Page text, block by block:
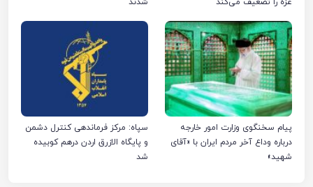
غزه را تضعیف می‌کند
شدند
پیام سخنگوی وزارت امور خارجه
درباره وداع آخر مردم ایران با «آقای
شهید»
سپاه: مرکز فرماندهی کنترل دشمن
و پایگاه الازرق اردن درهم کوبیده
شد